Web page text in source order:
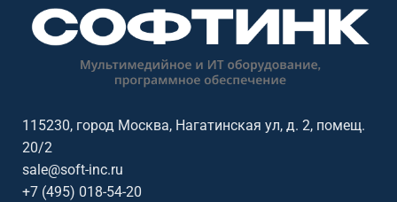
учебных аудиториях, актовых
залах, офисах и коммерческих
помогает подобрать
оборудование под помещение,
сценарий работы,
совместимость и бюджет. Бренд:
Kramer Electronics.
учебных аудиториях, актовых
залах, офисах и коммерческих
пространствах. Софтинк
помогает подобрать
оборудование под помещение,
сценарий работы,
115230, город Москва, Нагатинская ул, д. 2, помещ.
20/2
sale@soft-inc.ru
+7 (495) 018-54-20